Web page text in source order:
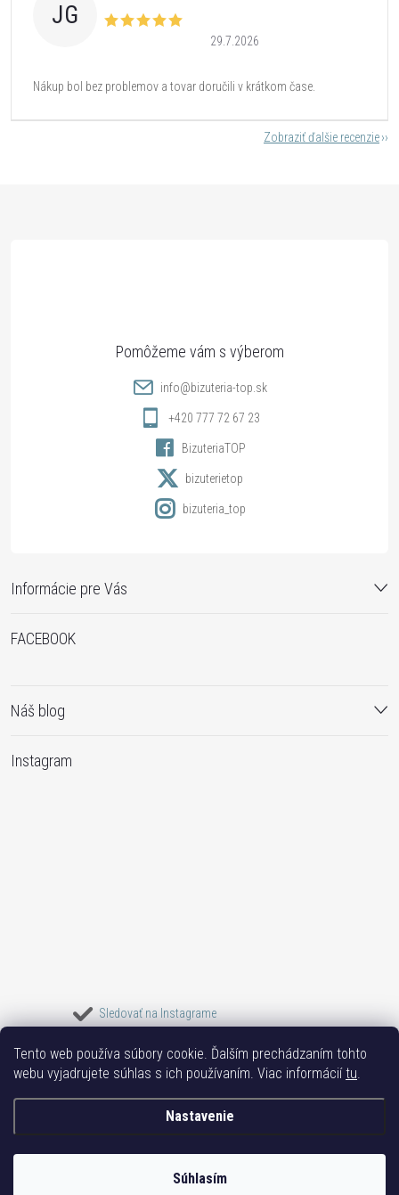
Tento web používa súbory cookie. Ďalším prechádzaním tohto
webu vyjadrujete súhlas s ich používaním. Viac informáciítu.
Nastavenie
Súhlasím
JG
29.7.2026
Nákup bol bez problemov a tovar doručili v krátkom čase.
Zobraziť ďalšie recenzie
Informácie pre Vás
info@bizuteria-top.sk
+420 777 72 67 23
BizuteriaTOP
bizuterietop
bizuteria_top
FACEBOOK
Náš blog
Instagram
Sledovať na Instagrame
Bižuterie TOP Vše k mobilu Mobil příslušenství
Copyright 2017-2026Bižutéria TOP. Všetky práva vyhradené.